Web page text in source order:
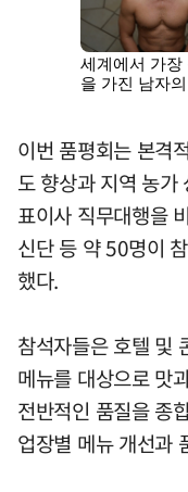
이번 품평회는 본격
도 향상과 지역 농가
표이사 직무대행을
신단 등 약 50명이
했다.
참석자들은 호텔 및
메뉴를 대상으로 맛
전반적인 품질을 종
업장별 메뉴 개선과